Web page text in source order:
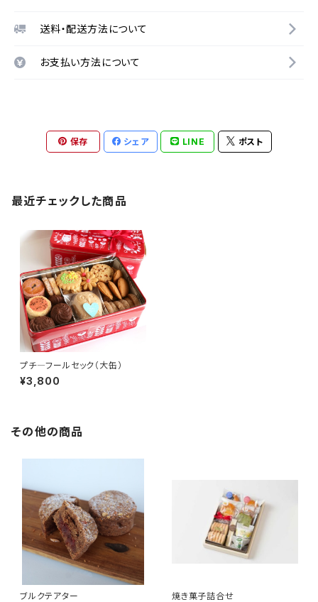
送料・配送方法について
お支払い方法について
保存 シェア LINE ポスト
最近チェックした商品
プチ―フールセック（大缶）
¥3,800
その他の商品
ブルクテアター 焼き菓子詰合せ